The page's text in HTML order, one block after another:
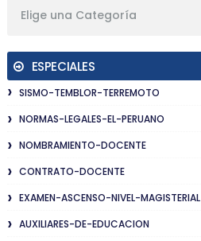
Elige una Categoría
ESPECIALES
SISMO-TEMBLOR-TERREMOTO
NORMAS-LEGALES-EL-PERUANO
NOMBRAMIENTO-DOCENTE
CONTRATO-DOCENTE
EXAMEN-ASCENSO-NIVEL-MAGISTERIAL
AUXILIARES-DE-EDUCACION